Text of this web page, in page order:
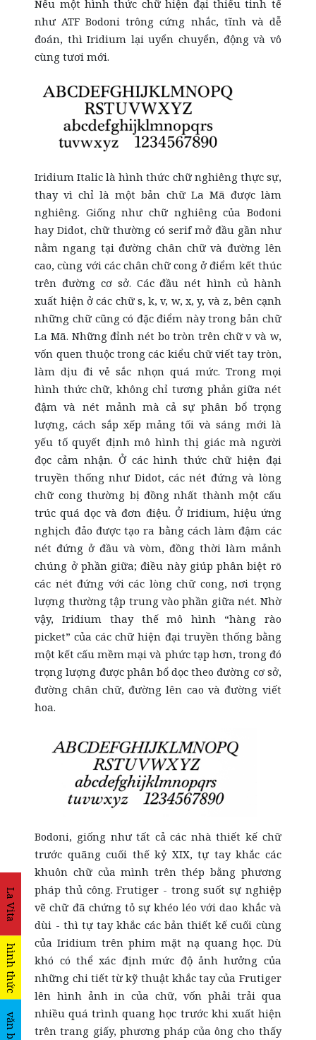
La Vita
hình thức
văn bản
Nếu một hình thức chữ hiện đại thiếu tinh tế
như ATF Bodoni trông cứng nhắc, tĩnh và dễ
đoán, thì Iridium lại uyển chuyển, động và vô
cùng tươi mới.
Iridium Italic là hình thức chữ nghiêng thực sự,
thay vì chỉ là một bản chữ La Mã được làm
nghiêng. Giống như chữ nghiêng của Bodoni
hay Didot, chữ thường có serif mở đầu gần như
nằm ngang tại đường chân chữ và đường lên
cao, cùng với các chân chữ cong ở điểm kết thúc
trên đường cơ sở. Các đầu nét hình củ hành
xuất hiện ở các chữ s, k, v, w, x, y, và z, bên cạnh
những chữ cũng có đặc điểm này trong bản chữ
La Mã. Những đỉnh nét bo tròn trên chữ v và w,
vốn quen thuộc trong các kiểu chữ viết tay tròn,
làm dịu đi vẻ sắc nhọn quá mức. Trong mọi
hình thức chữ, không chỉ tương phản giữa nét
đậm và nét mảnh mà cả sự phân bổ trọng
lượng, cách sắp xếp mảng tối và sáng mới là
yếu tố quyết định mô hình thị giác mà người
đọc cảm nhận. Ở các hình thức chữ hiện đại
truyền thống như Didot, các nét đứng và lòng
chữ cong thường bị đồng nhất thành một cấu
trúc quá dọc và đơn điệu. Ở Iridium, hiệu ứng
nghịch đảo được tạo ra bằng cách làm đậm các
nét đứng ở đầu và vòm, đồng thời làm mảnh
chúng ở phần giữa; điều này giúp phân biệt rõ
các nét đứng với các lòng chữ cong, nơi trọng
lượng thường tập trung vào phần giữa nét. Nhờ
vậy, Iridium thay thế mô hình “hàng rào
picket” của các chữ hiện đại truyền thống bằng
một kết cấu mềm mại và phức tạp hơn, trong đó
trọng lượng được phân bổ dọc theo đường cơ sở,
đường chân chữ, đường lên cao và đường viết
hoa.
Bodoni, giống như tất cả các nhà thiết kế chữ
trước quãng cuối thế kỷ XIX, tự tay khắc các
khuôn chữ của mình trên thép bằng phương
pháp thủ công. Frutiger - trong suốt sự nghiệp
vẽ chữ đã chứng tỏ sự khéo léo với dao khắc và
dùi - thì tự tay khắc các bản thiết kế cuối cùng
của Iridium trên phim mặt nạ quang học. Dù
khó có thể xác định mức độ ảnh hưởng của
những chi tiết từ kỹ thuật khắc tay của Frutiger
lên hình ảnh in của chữ, vốn phải trải qua
nhiều quá trình quang học trước khi xuất hiện
trên trang giấy, phương pháp của ông cho thấy